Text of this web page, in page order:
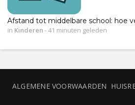
Afstand tot middelbare school: hoe
in Kinderen -41 minuten geleden
ALGEMENE VOORWAARDEN